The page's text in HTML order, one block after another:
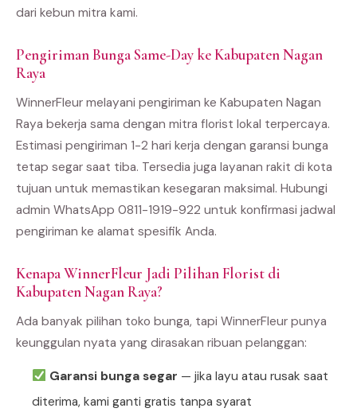
dari kebun mitra kami.
Pengiriman Bunga Same-Day ke Kabupaten Nagan
Raya
WinnerFleur melayani pengiriman ke Kabupaten Nagan
Raya bekerja sama dengan mitra florist lokal terpercaya.
Estimasi pengiriman 1-2 hari kerja dengan garansi bunga
tetap segar saat tiba. Tersedia juga layanan rakit di kota
tujuan untuk memastikan kesegaran maksimal. Hubungi
admin WhatsApp 0811-1919-922 untuk konfirmasi jadwal
pengiriman ke alamat spesifik Anda.
Kenapa WinnerFleur Jadi Pilihan Florist di
Kabupaten Nagan Raya?
Ada banyak pilihan toko bunga, tapi WinnerFleur punya
keunggulan nyata yang dirasakan ribuan pelanggan:
Garansi bunga segar — jika layu atau rusak saat
diterima, kami ganti gratis tanpa syarat